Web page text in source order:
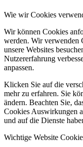
Wie wir Cookies
Wir können Cookies
werden. Wir verwenden
unsere Websites
Nutzererfahrung
anpassen.
Klicken Sie auf die
mehr zu erfahren. Sie
ändern. Beachten Sie,
Cookies Auswirkungen
und auf die Dienste
Wichtige Website